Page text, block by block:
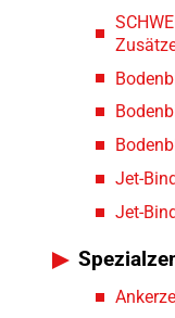
Jet-
Jet-